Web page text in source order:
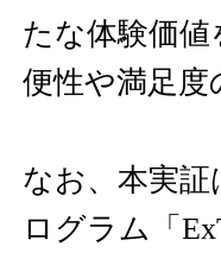
たな体験価
便性や満足
なお、本実
ログラム「